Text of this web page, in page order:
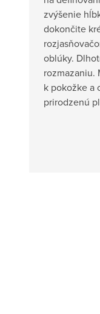
zvýšenie
dokončite
oblúky.
rozmazaniu.
k pokožke a
prirodzenú